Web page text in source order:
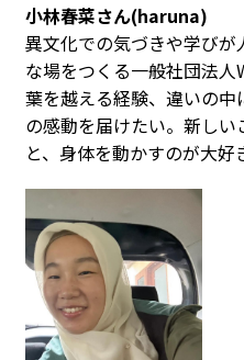
小林春菜さん(haruna)
異文化での気づきや学び
な場をつくる一般社団法人
葉を越える経験、違いの
の感動を届けたい。新し
と、身体を動かすのが大好